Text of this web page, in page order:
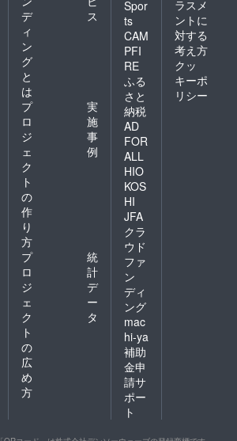
デ
ィ
ン
グ
と
は
ス
プ
ロ
ジ
ェ
ク
ト
の
作
り
方
実
施
事
例
プ
ロ
ジ
ェ
ク
ト
の
広
め
方
統
計
デ
ー
タ
Spor
ts
CAM
PFI
RE
ふる
さと
納税
AD
FOR
ALL
HIO
KOS
HI
JFA
クラ
ウド
ファ
ン
ディ
ング
mac
hi-ya
補助
金申
請サ
ポー
ト
ラスメ
ントに
対する
考え方
クッ
キーポ
リシー